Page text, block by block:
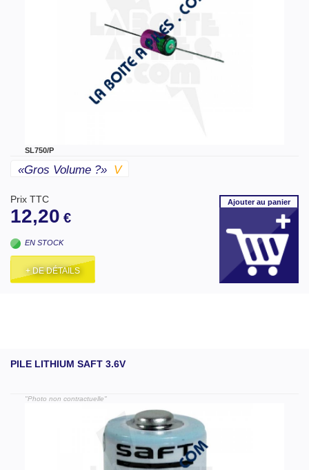
SL750/P
«gros Volume ?» V
Prix TTC
12,20 €
EN STOCK
+ DE DÉTAILS
Ajouterau panier
PILE LITHIUM SAFT 3.6V
"Photo non contractuelle"